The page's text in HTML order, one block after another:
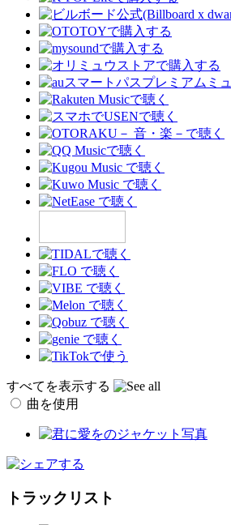
すべてを表示する
曲を使用
トラックリスト